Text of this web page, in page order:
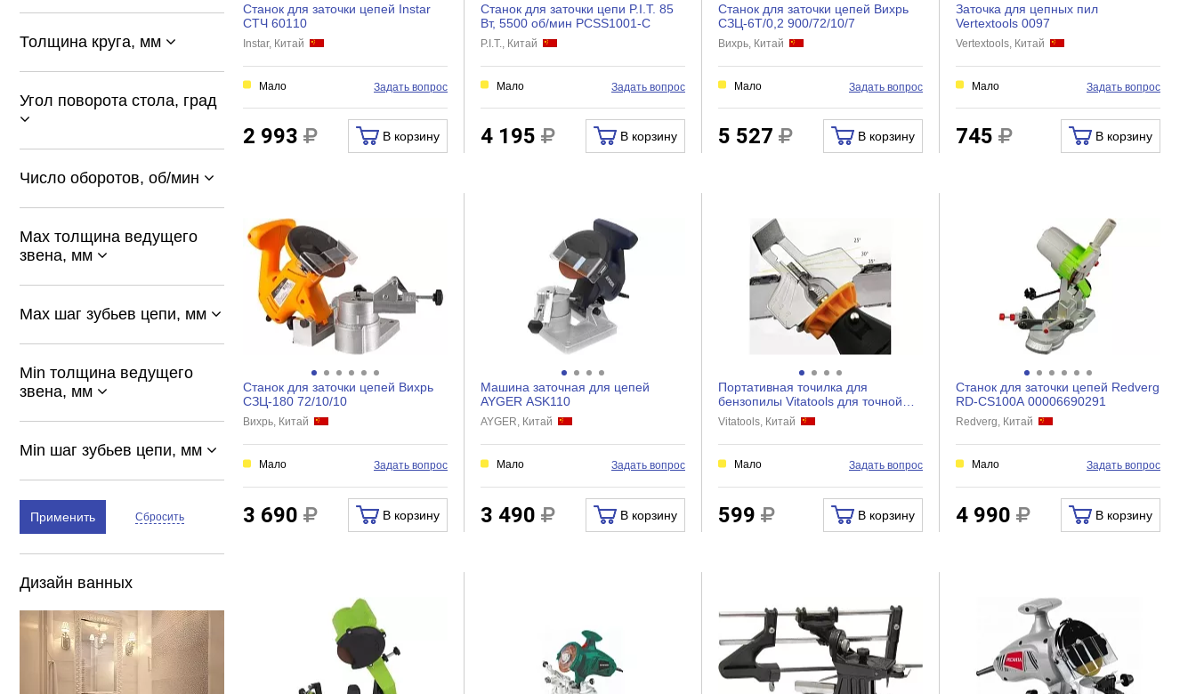
Толщина круга, мм
Угол поворота стола, град
Число оборотов, об/мин
Max толщина ведущего
звена, мм
Max шаг зубьев цепи, мм
Min толщина ведущего
звена, мм
Min шаг зубьев цепи, мм
Применить Сбросить
Дизайн ванных
Станок для заточки цепей Instar
СТЧ 60110
Instar, Китай
Мало Задать вопрос
2 993 В корзину
Станок для заточки цепи P.I.T. 85
Вт, 5500 об/мин PCSS1001-C
P.I.T., Китай
Мало Задать вопрос
4 195 В корзину
Станок для заточки цепей Вихрь
СЗЦ-6T/0,2 900/72/10/7
Вихрь, Китай
Мало Задать вопрос
5 527 В корзину
Заточка для цепных пил
Vertextools 0097
Vertextools, Китай
Мало Задать вопрос
745 В корзину
Станок для заточки цепей Вихрь
СЗЦ-180 72/10/10
Вихрь, Китай
Мало Задать вопрос
3 690 В корзину
Машина заточная для цепей
AYGER ASK110
AYGER, Китай
Мало Задать вопрос
3 490 В корзину
Портативная точилка для
бензопилы Vitatools для точной
заточки tochilka-dlya-pil...
Vitatools, Китай
Мало Задать вопрос
599 В корзину
Станок для заточки цепей Redverg
RD-CS100A 00006690291
Redverg, Китай
Мало Задать вопрос
4 990 В корзину